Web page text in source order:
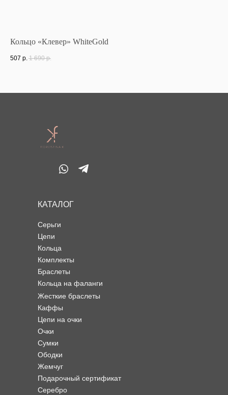
Кольцо «Клевер» WhiteGold
507 р. 1 690 р.
Серьги
Цепи
Кольца
Комплекты
Браслеты
Кольца на фаланги
КАТАЛОГ
Жесткие браслеты
Каффы
Цепи на очки
Очки
Сумки
Ободки
Жемчуг
Подарочный сертификат
Серебро